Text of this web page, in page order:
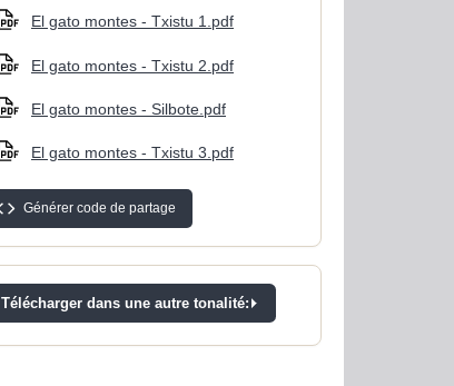
El gato montes - Txistu 1.pdf
El gato montes - Txistu 2.pdf
El gato montes - Silbote.pdf
El gato montes - Txistu 3.pdf
Générer code de partage
Télécharger dans une autre tonalité: